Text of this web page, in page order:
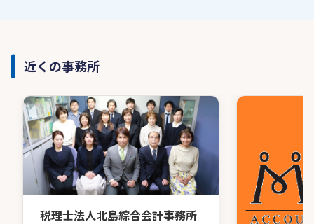
近くの事務所
税理士法人北島綜合会計事務所